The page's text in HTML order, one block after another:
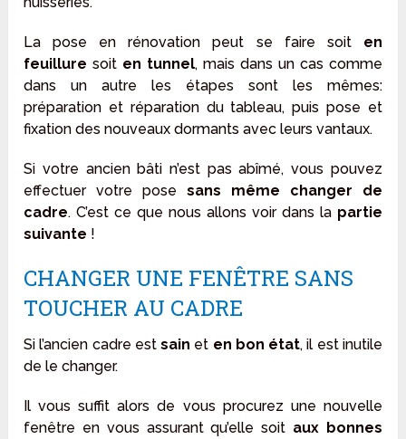
La pose en rénovation peut se faire soiten
feuillure soit en tunnel, mais dans un cas comme
dans un autre les étapes sont les mêmes:
préparation et réparation du tableau, puis pose et
fixation des nouveaux dormants avec leurs vantaux.
Si votre ancien bâti n’est pas abîmé, vous pouvez
effectuer votre pose sans même changer de
cadre. C’est ce que nous allons voir dans la partie
suivante !
CHANGER UNE FENÊTRE SANS
TOUCHER AU CADRE
Si l’ancien cadre estsain et en bon état, il est inutile
de le changer.
Il vous suffit alors de vous procurez une nouvelle
fenêtre en vous assurant qu’elle soit aux bonnes